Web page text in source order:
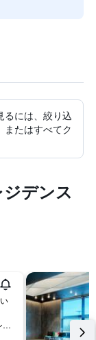
るには、絞り込
またはすべてク
デンス
Boleslawa Prusa 2, ワルシャワ, マゾフシェ県, ポーランド